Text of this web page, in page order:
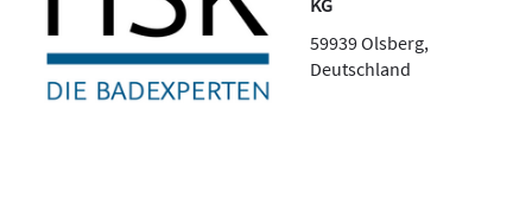
KG
59939Olsberg,
Deutschland